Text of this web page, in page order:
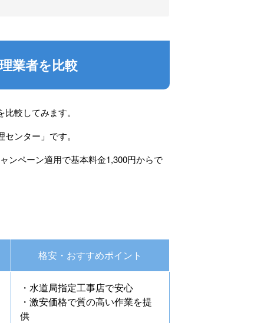
業者を比較
較してみます。
センター 」です。
ンペーン適用で基本料金1,300円からで
格安・おすすめポイント
・水道局指定工事店で安心
・激安価格で質の高い作業を提
供